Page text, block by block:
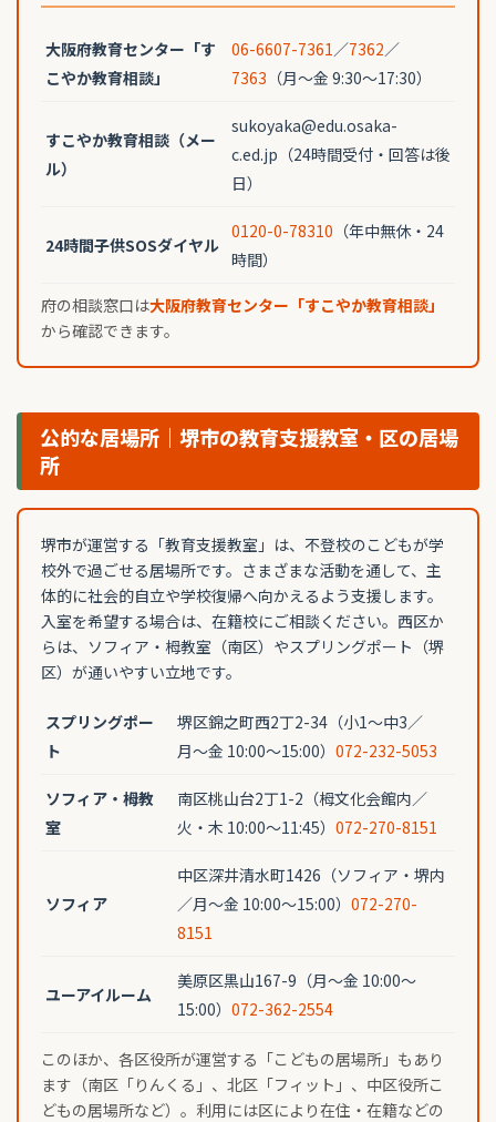
大阪府教育センター「す
こやか教育相談」
06-6607-7361 ／7362／
7363 （月〜金 9:30〜17:30）
すこやか教育相談（メー
ル）
sukoyaka@edu.osaka-
c.ed.jp（24時間受付・回答は後
日）
24時間子供SOSダイヤル
0120-0-78310 （年中無休・24
時間）
府の相談窓口は大阪府教育センター「すこやか教育相談」
から確認できます。
公的な居場所｜堺市の教育支援教室・区の居場
所
堺市が運営する「教育支援教室」は、不登校のこどもが学
校外で過ごせる居場所です。さまざまな活動を通して、主
体的に社会的自立や学校復帰へ向かえるよう支援します。
入室を希望する場合は、在籍校にご相談ください。西区か
らは、ソフィア・栂教室（南区）やスプリングポート（堺
区）が通いやすい立地です。
スプリングポー
ト
堺区錦之町西2丁2-34（小1〜中3／
月〜金 10:00〜15:00） 072-232-5053
ソフィア・栂教
室
南区桃山台2丁1-2（栂文化会館内／
火・木 10:00〜11:45） 072-270-8151
ソフィア
中区深井清水町1426（ソフィア・堺内
／月〜金 10:00〜15:00） 072-270-
8151
ユーアイルーム
美原区黒山167-9（月〜金 10:00〜
15:00） 072-362-2554
このほか、各区役所が運営する「こどもの居場所」もあり
ます（南区「りんくる」、北区「フィット」、中区役所こ
どもの居場所など）。利用には区により在住・在籍などの